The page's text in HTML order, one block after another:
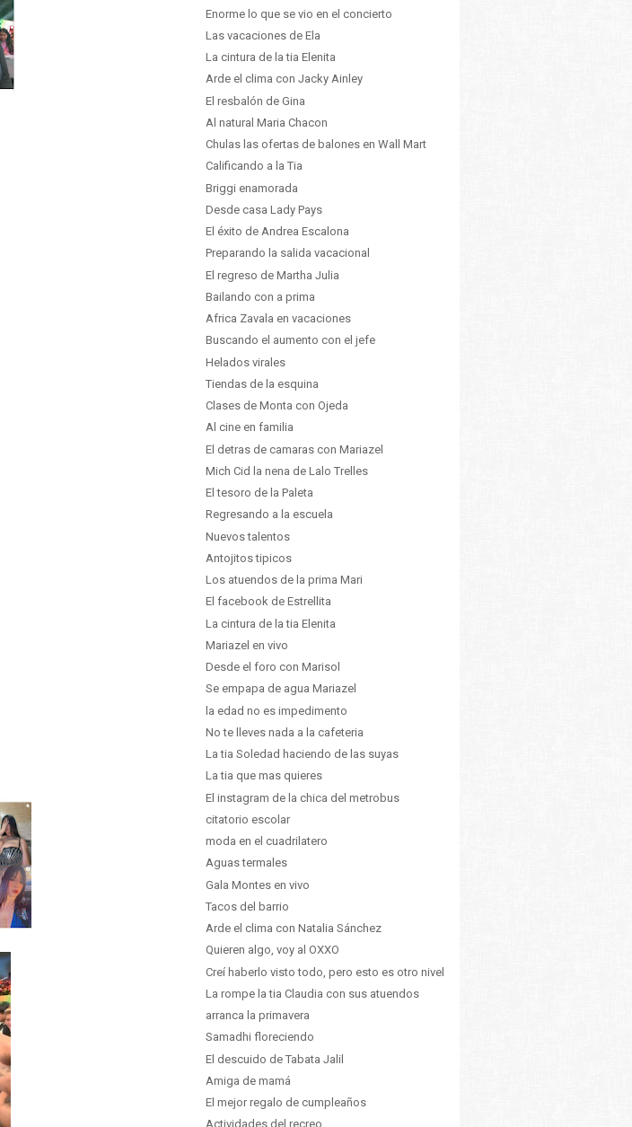
Enorme lo que se vio en el concierto
Las vacaciones de Ela
La cintura de la tia Elenita
Arde el clima con Jacky Ainley
El resbalón de Gina
Al natural Maria Chacon
Chulas las ofertas de balones en Wall Mart
Calificando a la Tia
Briggi enamorada
Desde casa Lady Pays
El éxito de Andrea Escalona
Preparando la salida vacacional
El regreso de Martha Julia
Bailando con a prima
Africa Zavala en vacaciones
Buscando el aumento con el jefe
Helados virales
Tiendas de la esquina
Clases de Monta con Ojeda
Al cine en familia
El detras de camaras con Mariazel
Mich Cid la nena de Lalo Trelles
El tesoro de la Paleta
Regresando a la escuela
Nuevos talentos
Antojitos tipicos
Los atuendos de la prima Mari
El facebook de Estrellita
La cintura de la tia Elenita
Mariazel en vivo
Desde el foro con Marisol
Se empapa de agua Mariazel
la edad no es impedimento
No te lleves nada a la cafeteria
La tia Soledad haciendo de las suyas
La tia que mas quieres
El instagram de la chica del metrobus
citatorio escolar
moda en el cuadrilatero
Aguas termales
Gala Montes en vivo
Tacos del barrio
Arde el clima con Natalia Sánchez
Quieren algo, voy al OXXO
Creí haberlo visto todo, pero esto es otro nivel
La rompe la tia Claudia con sus atuendos
arranca la primavera
Samadhi floreciendo
El descuido de Tabata Jalil
Amiga de mamá
El mejor regalo de cumpleaños
Actividades del recreo